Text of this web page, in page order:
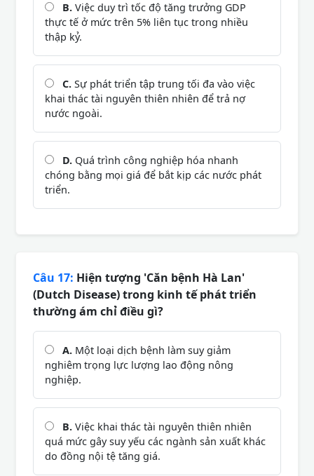
B. Việc duy trì tốc độ tăng trưởng GDP
thực tế ở mức trên 5% liên tục trong nhiều
thập kỷ.
C. Sự phát triển tập trung tối đa vào việc
khai thác tài nguyên thiên nhiên để trả nợ
nước ngoài.
D. Quá trình công nghiệp hóa nhanh
chóng bằng mọi giá để bắt kịp các nước phát
triển.
Câu 17: Hiện tượng 'Căn bệnh Hà Lan'
(Dutch Disease) trong kinh tế phát triển
thường ám chỉ điều gì?
A. Một loại dịch bệnh làm suy giảm
nghiêm trọng lực lượng lao động nông
nghiệp.
B. Việc khai thác tài nguyên thiên nhiên
quá mức gây suy yếu các ngành sản xuất khác
do đồng nội tệ tăng giá.